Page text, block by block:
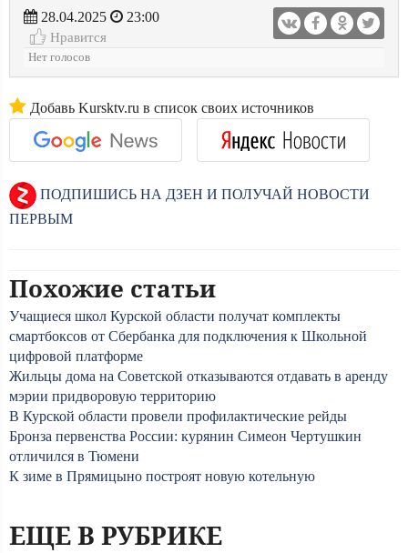
28.04.2025
23:00
Нравится
Нет голосов
Добавь Kursktv.ru в список своих источников
ПОДПИШИСЬ НА ДЗЕН И ПОЛУЧАЙ НОВОСТИ
ПЕРВЫМ
Похожие статьи
Учащиеся школ Курской области получат комплекты
смартбоксов от Сбербанка для подключения к Школьной
цифровой платформе
Жильцы дома на Советской отказываются отдавать в аренду
мэрии придворовую территорию
В Курской области провели профилактические рейды
Бронза первенства России: курянин Симеон Чертушкин
отличился в Тюмени
К зиме в Прямицыно построят новую котельную
ЕЩЕ В РУБРИКЕ